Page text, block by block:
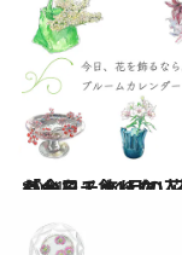
2021.11.1
「今日、飾りたい花」がわかる！ 11月の花カレンダーをチェック
ライフスタイル